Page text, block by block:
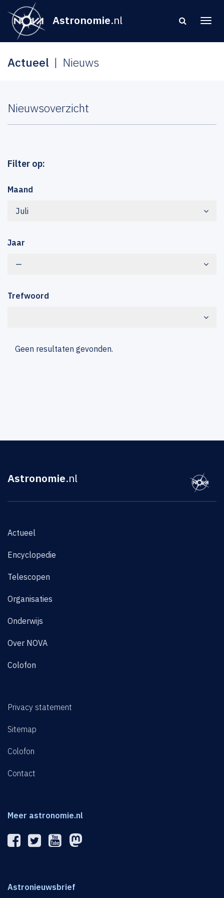
Astronomie.nl
Actueel Nieuws
Nieuwsoverzicht
Filter op:
Maand
Juli
Jaar
—
Trefwoord
Geen resultaten gevonden.
Astronomie.nl
Actueel
Encyclopedie
Telescopen
Organisaties
Onderwijs
Over NOVA
Colofon
Privacy statement
Sitemap
Colofon
Contact
Meer astronomie.nl
Astronieuwsbrief